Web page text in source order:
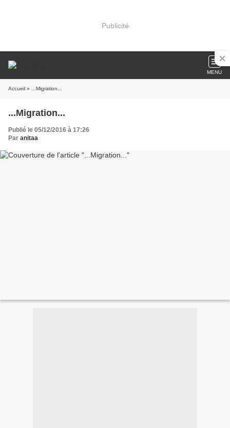
Publicité
MENU
Accueil » ...Migration...
...Migration...
Publié le 05/12/2016 à 17:26
Par anitaa